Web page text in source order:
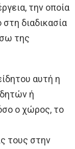
την οποία
διαδικασία
της
αυτή η
ή
ο χώρος, το
τους στην